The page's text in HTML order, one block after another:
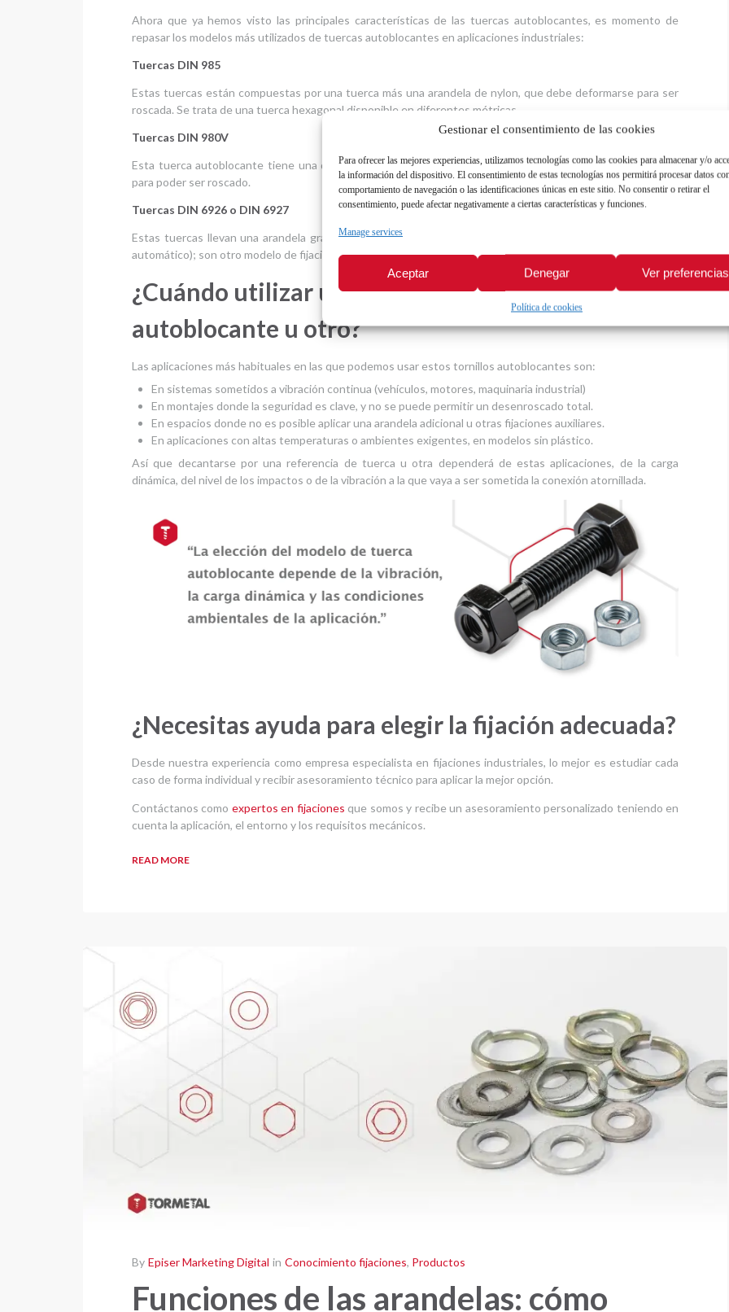
Gestionar el consentimiento de las cookies
Para ofrecer las mejores experiencias, utilizamos tecnologías como las cookies para almacenar y/o
la información del dispositivo. El consentimiento de estas tecnologías nos permitirá procesar datos
comportamiento de navegación o las identificaciones únicas en este sitio. No consentir o retirar el
consentimiento, puede afectar negativamente a ciertas características y funciones.
Manage services
Aceptar Denegar Ver preferencias
Política de cookies
Ahora que ya hemos visto las principales características de las tuercas autoblocantes, es momento de
repasar los modelos más utilizados de tuercas autoblocantes en aplicaciones industriales:
Tuercas DIN 985
Estas tuercas están compuestas por una tuerca más una arandela de nylon, que debe deformarse para ser
roscada. Se trata de una tuerca hexagonal disponible en diferentes métricas.
Tuercas DIN 980V
Esta tuerca autoblocante tiene una deformidad en una de sus caras, lo que obliga al tornillo a deformarla
para poder ser roscado.
Tuercas DIN 6926 o DIN 6927
Estas tuercas llevan una arandela grafilada (la DIN 6927, además de la arandela grafilada, lleva el bloqueo
automático); son otro modelo de fijaciones autoblocantes muy utilizadas.
¿Cuándo utilizar un modelo de tuerca
autoblocante u otro?
Las aplicaciones más habituales en las que podemos usar estos tornillos autoblocantes son:
En sistemas sometidos a vibración continua (vehículos, motores, maquinaria industrial)
En montajes donde la seguridad es clave, y no se puede permitir un desenroscado total.
En espacios donde no es posible aplicar una arandela adicional u otras fijaciones auxiliares.
En aplicaciones con altas temperaturas o ambientes exigentes, en modelos sin plástico.
Así que decantarse por una referencia de tuerca u otra dependerá de estas aplicaciones, de la carga
dinámica, del nivel de los impactos o de la vibración a la que vaya a ser sometida la conexión atornillada.
¿Necesitas ayuda para elegir la fijación adecuada?
Desde nuestra experiencia como empresa especialista en fijaciones industriales, lo mejor es estudiar cada
caso de forma individual y recibir asesoramiento técnico para aplicar la mejor opción.
Contáctanos como expertos en fijaciones que somos y recibe un asesoramiento personalizado teniendo en
cuenta la aplicación, el entorno y los requisitos mecánicos.
READ MORE
By Episer Marketing Digital in Conocimiento fijaciones, Productos
Funciones de las arandelas: cómo